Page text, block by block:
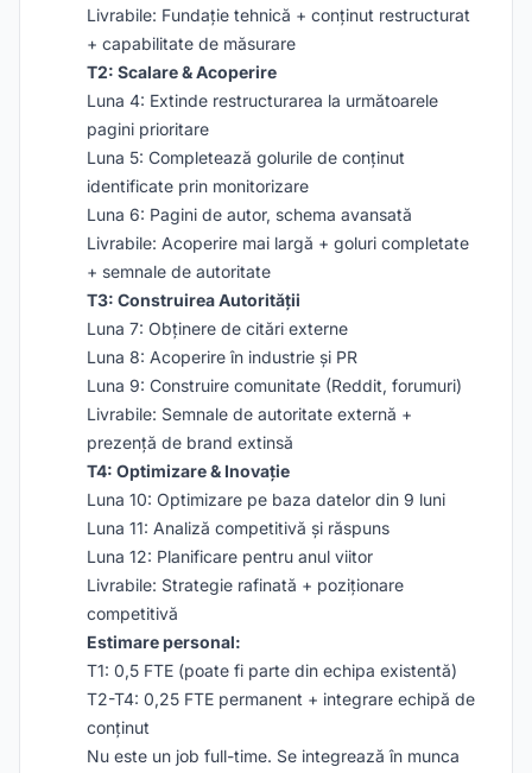
Livrabile: Fundație tehnică + conținut restructurat
+ capabilitate de măsurare
T2: Scalare & Acoperire
Luna 4: Extinde restructurarea la următoarele
pagini prioritare
Luna 5: Completează golurile de conținut
identificate prin monitorizare
Luna 6: Pagini de autor, schema avansată
Livrabile: Acoperire mai largă + goluri completate
+ semnale de autoritate
T3: Construirea Autorității
Luna 7: Obținere de citări externe
Luna 8: Acoperire în industrie și PR
Luna 9: Construire comunitate (Reddit, forumuri)
Livrabile: Semnale de autoritate externă +
prezență de brand extinsă
T4: Optimizare & Inovație
Luna 10: Optimizare pe baza datelor din 9 luni
Luna 11: Analiză competitivă și răspuns
Luna 12: Planificare pentru anul viitor
Livrabile: Strategie rafinată + poziționare
competitivă
Estimare personal:
T1: 0,5 FTE (poate fi parte din echipa existentă)
T2-T4: 0,25 FTE permanent + integrare echipă de
conținut
Nu este un job full-time. Se integrează în munca